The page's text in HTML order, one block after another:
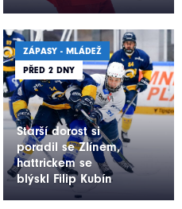
ZÁPASY - MLÁDEŽ
PŘED 2 DNY
Starší dorost si
poradil se Zlínem,
hattrickem se
blýskl Filip Kubín